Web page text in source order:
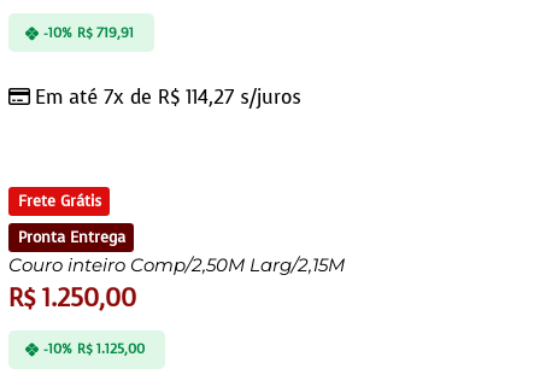
Em até 7x de R$ 114,27 s/juros
-10% R$719,91
Frete Grátis
Pronta Entrega
Couro inteiro Comp/2,50M Larg/2,15M
R$1.250,00
-10% R$1.125,00